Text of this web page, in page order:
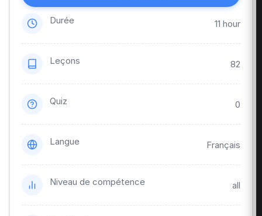
Durée 11 hour
Leçons 82
Quiz 0
Langue Français
Niveau de compétence all